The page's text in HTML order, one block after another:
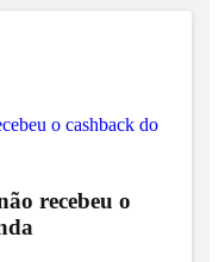
recebeu o